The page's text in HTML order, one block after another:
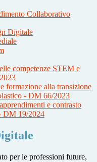
Collaborativo
Digitale
competenze STEM e
formazione alla transizione
- DM 66/2023
e contrasto
DM 19/2024
per le professioni future,